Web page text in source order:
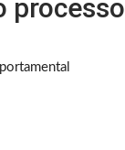
processo